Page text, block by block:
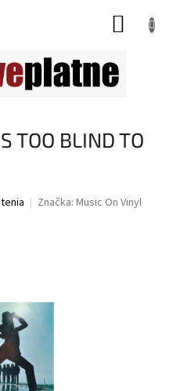
TOO BLIND TO
Značka: Music On Vinyl